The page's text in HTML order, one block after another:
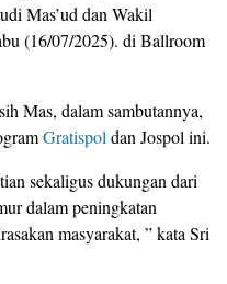
Mas’ud dan Wakil
(16/07/2025). di Ballroom
Mas, dalam sambutannya,
Gratispol dan Jospol ini.
sekaligus dukungan dari
dalam peningkatan
masyarakat, ” kata Sri